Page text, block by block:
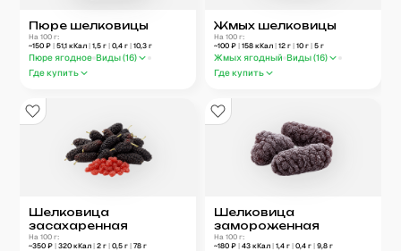
Пюре шелковицы
На 100 г:
~150 ₽| 51,1 кКал| 1,5 г| 0,4 г| 10,3 г
Пюре ягодное Виды (16)
Где купить
Жмых шелковицы
На 100 г:
~100 ₽ | 158 кКал | 12 г | 10 г | 5 г
Жмых ягодный Виды (16)
Где купить
Шелковица
засахаренная
На 100 г:
~350 ₽| 320 кКал| 2 г| 0,5 г| 78 г
Шелковица
замороженная
На 100 г:
~180 ₽ | 43 кКал | 1,4 г | 0,4 г | 9,8 г